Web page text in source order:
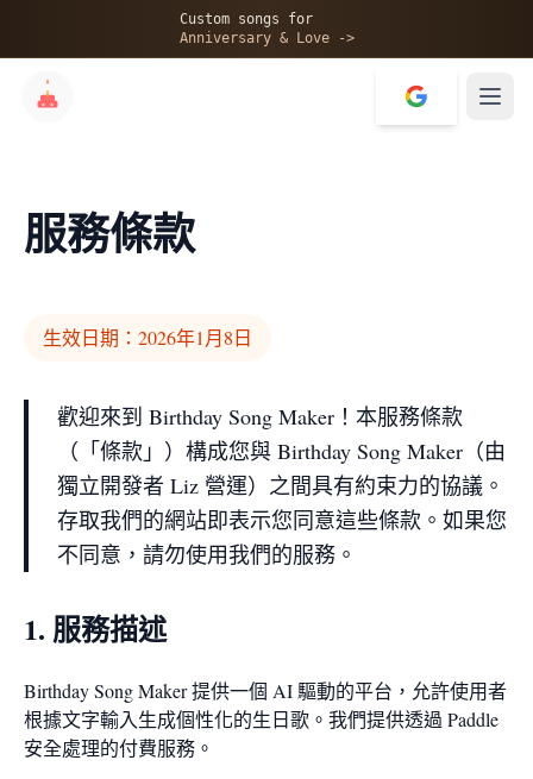
Custom songs for
Anniversary & Love ->
服務條款
生效日期：2026年1月8日
歡迎來到 Birthday Song Maker！本服務條款
（「條款」）構成您與 Birthday Song Maker（由
獨立開發者 Liz 營運）之間具有約束力的協議。
存取我們的網站即表示您同意這些條款。如果您
不同意，請勿使用我們的服務。
1. 服務描述
Birthday Song Maker 提供一個 AI 驅動的平台，允許使用者
根據文字輸入生成個性化的生日歌。我們提供透過 Paddle
安全處理的付費服務。